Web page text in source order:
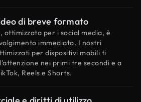
di breve formato
ottimizzata per i social media, è
immediato. I nostri
per dispositivi mobili ti
nei primi tre secondi e a
Reels e Shorts.